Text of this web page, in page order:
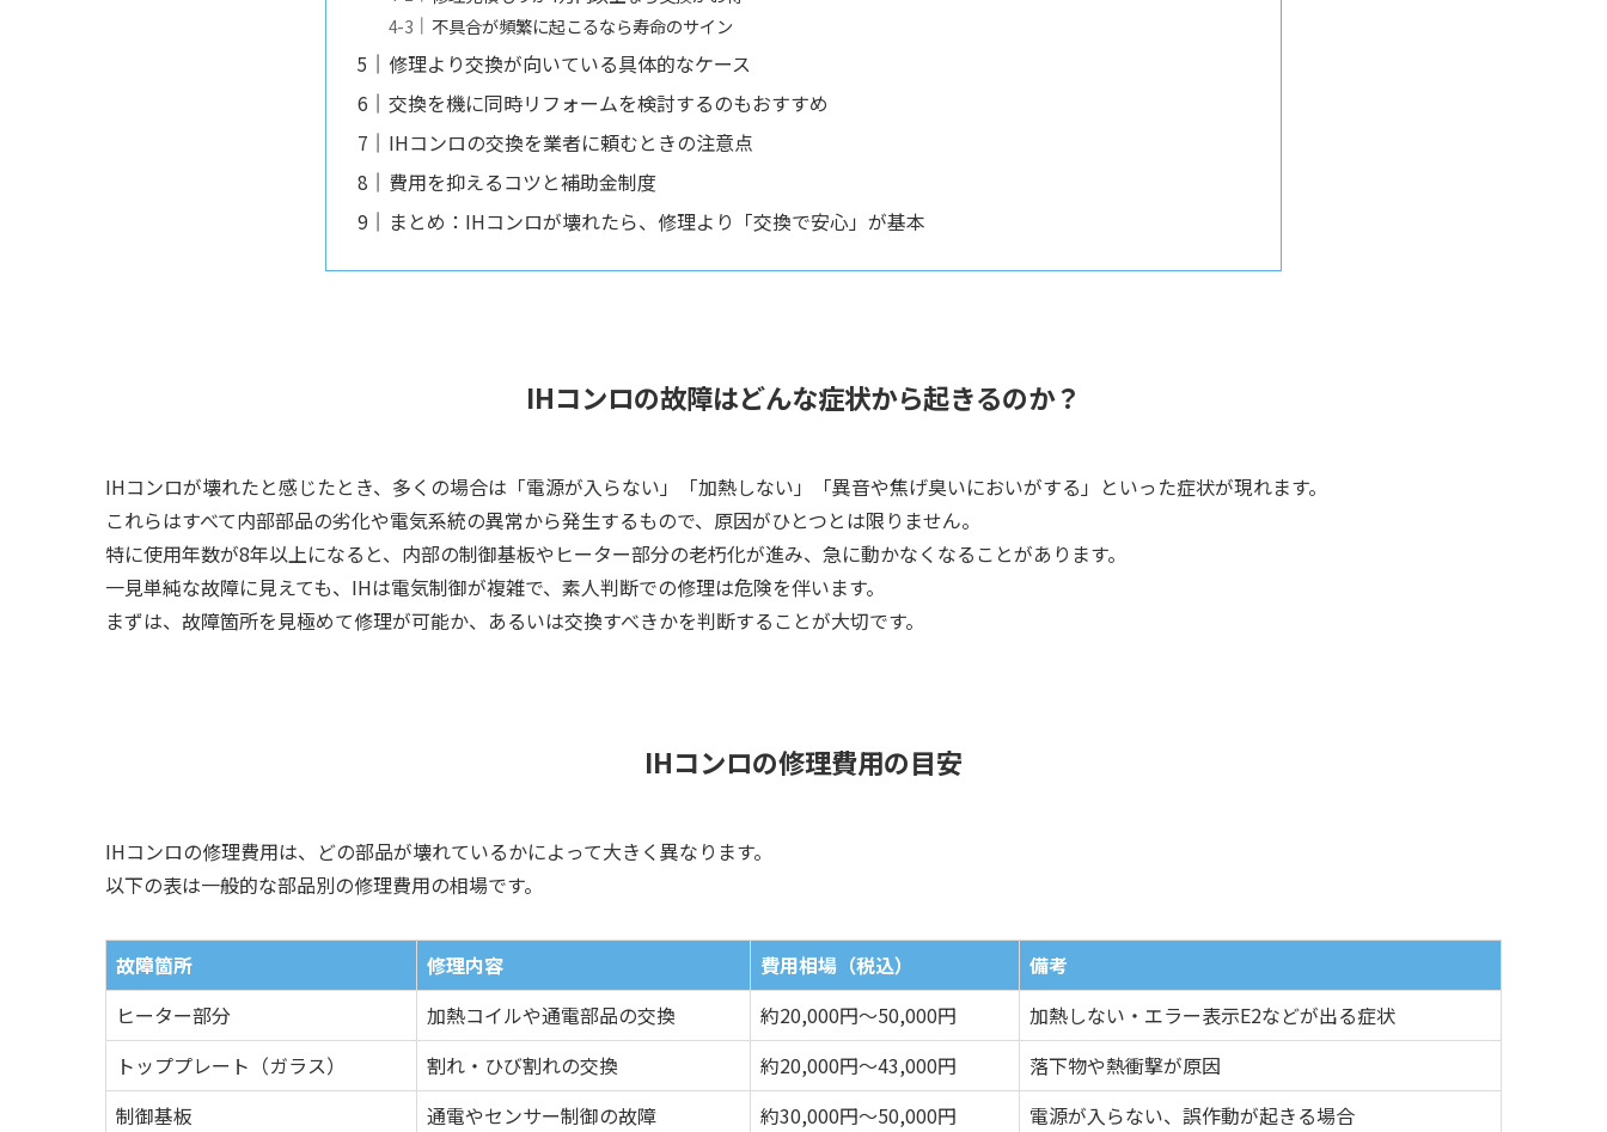
不具合が頻繁に起こるなら寿命のサイン
修理より交換が向いている具体的なケース
交換を機に同時リフォームを検討するのもおすすめ
IHコンロの交換を業者に頼むときの注意点
費用を抑えるコツと補助金制度
まとめ：IHコンロが壊れたら、修理より「交換で安心」が基本
IHコンロの故障はどんな症状から起きるのか？
IHコンロが壊れたと感じたとき、多くの場合は「電源が入らない」「加熱しない」「異音や焦げ臭いにおいがする」といった症状が現れます。
これらはすべて内部部品の劣化や電気系統の異常から発生するもので、原因がひとつとは限りません。
特に使用年数が8年以上になると、内部の制御基板やヒーター部分の老朽化が進み、急に動かなくなることがあります。
一見単純な故障に見えても、IHは電気制御が複雑で、素人判断での修理は危険を伴います。
まずは、故障箇所を見極めて修理が可能か、あるいは交換すべきかを判断することが大切です。
IHコンロの修理費用の目安
IHコンロの修理費用は、どの部品が壊れているかによって大きく異なります。
以下の表は一般的な部品別の修理費用の相場です。
故障箇所 修理内容 費用相場（税込）
備考
ヒーター部分
加熱コイルや通電部品の交換 約20,000円～50,000円
加熱しない・エラー表示E2などが出る症状
トッププレート（ガラス）
割れ・ひび割れの交換 約20,000円～43,000円
落下物や熱衝撃が原因
制御基板
通電やセンサー制御の故障 約30,000円～50,000円
電源が入らない、誤作動が起きる場合